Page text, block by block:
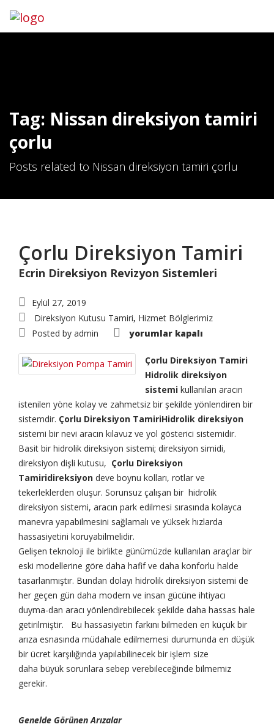
Tag: Nissan direksiyon tamiri
çorlu
Posts related to Nissan direksiyon tamiri çorlu
Çorlu Direksiyon Tamiri
Ecrin Direksiyon Revizyon Sistemleri
Eylül 27, 2019
Direksiyon Kutusu Tamiri, Hizmet Bölglerimiz
Posted by admin Çorlu
Direksiyon
için
yorumlar kapalı
Çorlu Direksiyon Tamiri
Hidrolik direksiyon
sistemi kullanılan aracın
istenilen yöne kolay ve zahmetsiz bir şekilde yönlendiren bir
sistemdir. Çorlu Direksiyon TamiriHidrolik direksiyon
sistemi bir nevi aracın kılavuz ve yol gösterici sistemidir.
Basit bir hidrolik direksiyon sistemi; direksiyon simidi,
direksiyon dişli kutusu, Çorlu Direksiyon
Tamiridireksiyon deve boynu kolları, rotlar ve
tekerleklerden oluşur. Sorunsuz çalışan bir hidrolik
direksiyon sistemi, aracın park edilmesi sırasında kolayca
manevra yapabilmesini sağlamalı ve yüksek hızlarda
hassasiyetini koruyabilmelidir.
Gelişen teknoloji ile birlikte günümüzde kullanılan araçlar bir
eski modellerine göre daha hafif ve daha konforlu halde
tasarlanmıştır. Bundan dolayı hidrolik direksiyon sistemi de
her geçen gün daha modern ve insan gücüne ihtiyacı
duyma-dan aracı yönlendirebilecek şekilde daha hassas hale
getirilmiştir. Bu hassasiyetin farkını bilmeden en küçük bir
arıza esnasında müdahale edilmemesi durumunda en düşük
bir ücret karşılığında yapılabilinecek bir işlem size
daha büyük sorunlara sebep verebileceğinde bilmemiz
gerekir.
Genelde Görünen Arızalar